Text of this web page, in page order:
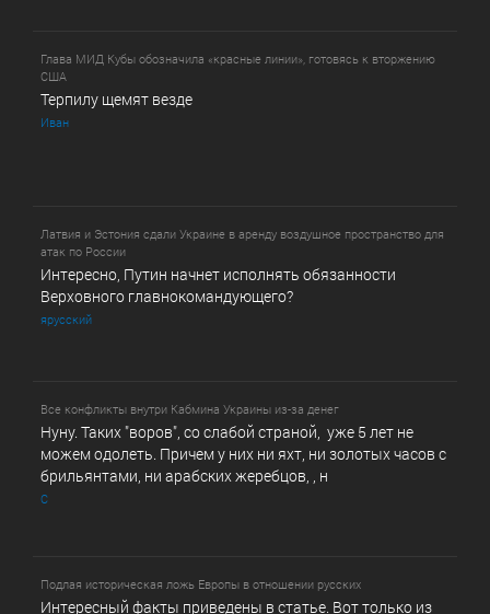
Глава МИД Кубы обозначила «красные линии», готовясь к вторжению
США
Терпилу щемят везде
Иван
Латвия и Эстония сдали Украине в аренду воздушное пространство для
атак по России
Интересно, Путин начнет исполнять обязанности
Верховного главнокомандующего?
ярусский
Все конфликты внутри Кабмина Украины из-за денег
Нуну. Таких "воров", со слабой страной, уже 5 лет не
можем одолеть. Причем у них ни яхт, ни золотых часов с
брильянтами, ни арабских жеребцов, , н
С
Подлая историческая ложь Европы в отношении русских
Интересный факты приведены в статье. Вот только из